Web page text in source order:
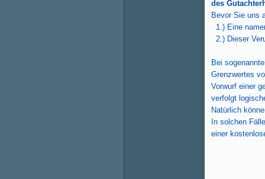
des
Bevor Sie uns
1.) Eine
2.) Dieser
Bei
Grenzwertes
Vorwurf einer
verfolgt
Natürlich
In solchen
einer